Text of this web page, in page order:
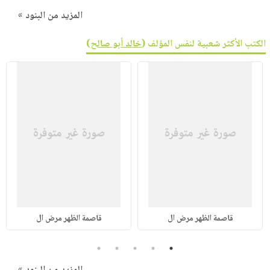
المزيد من البنود »
الكتب الأكثر شعبية لنفس المؤلف (خالد أبو صالح)
قاصمة الظهر مرض ال قاصمة الظهر مرض ال
1
2
3
4
5